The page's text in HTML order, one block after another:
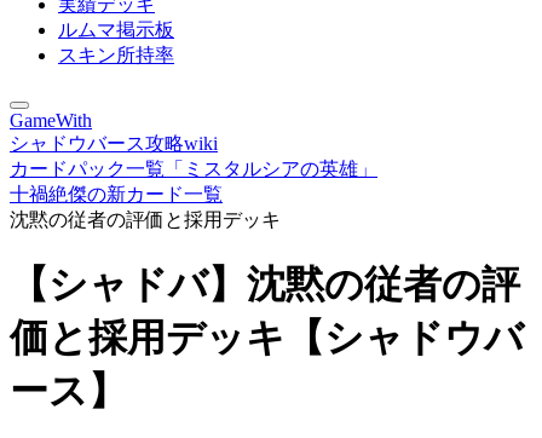
実績デッキ
ルムマ掲示板
スキン所持率
GameWith
シャドウバース攻略wiki
カードパック一覧「ミスタルシアの英雄」
十禍絶傑の新カード一覧
沈黙の従者の評価と採用デッキ
【シャドバ】沈黙の従者の評
価と採用デッキ【シャドウバ
ース】